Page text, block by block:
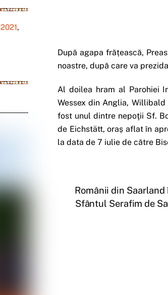
După agapa frățească,
noastre, după care va
Al doilea hram al Parohiei
Wessex din Anglia,
fost unul dintre nepoţii Sf.
de Eichstätt, oraș aflat în
la data de 7 iulie de către
Românii din
Sfântul Serafim de
2021,